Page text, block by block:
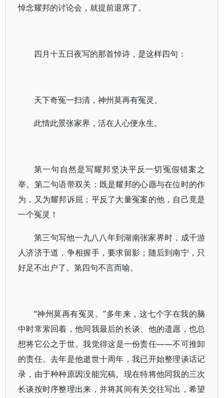
悼念耀邦的讨论会，就提前退席了。
四月十五日夜写的那首悼诗，是这样四句：
天下奇冤一扫清，神州莫再有冤灵。
此情此景张家界，活在人心便永生。
第一句自然是写耀邦坚决平反一切冤假错案之
举。第二句语带双关：既是耀邦的心愿与在位时的作
为，又为耀邦诉屈；平反了大量冤案的他，自己竟是
一个冤灵！
第三句写他一九八八年到湖南张家界时，成千游
人济济于道，争相握手，要求留影；随后到南宁，只
好足不出户了。第四句不言而喻。
“神州莫再有冤灵。”多年来，这七个字在我的脑
中时常萦回着，他同我最后的长谈、他的遗愿，也总
想将它公之于世。我觉得这是一份责任——不可推卸
的责任。去年是他逝世十周年，我已开始整理谈话记
录，由于种种原因没能完稿。现在特将他同我的三次
长谈按时序整理出来，并将其间有关交往写出，希望